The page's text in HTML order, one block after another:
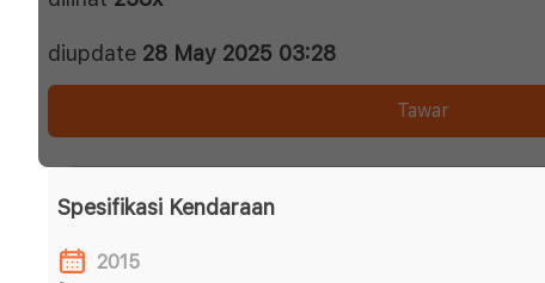
diupdate 28 May 2025 03:28
Tawar
Spesifikasi Kendaraan
2015